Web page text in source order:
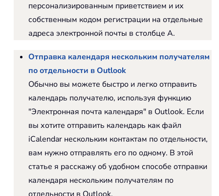
персонализированным приветствием и их
собственным кодом регистрации на отдельные
адреса электронной почты в столбце A.
Отправка календаря нескольким получателям
по отдельности в Outlook
Обычно вы можете быстро и легко отправить
календарь получателю, используя функцию
"Электронная почта календаря" в Outlook. Если
вы хотите отправить календарь как файл
iCalendar нескольким контактам по отдельности,
вам нужно отправлять его по одному. В этой
статье я расскажу об удобном способе отправки
календаря нескольким получателям по